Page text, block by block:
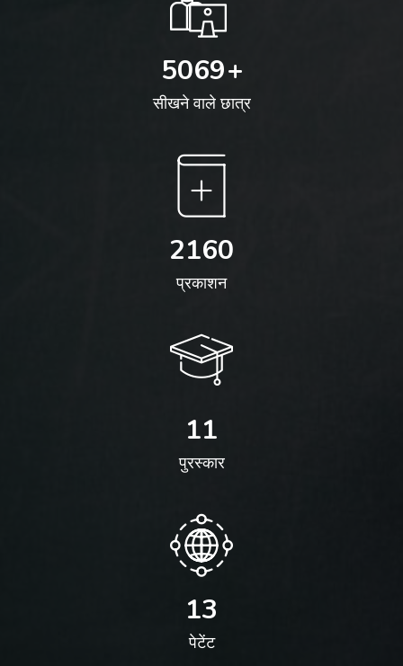
5069+
सीखने वाले छात्र
2160
प्रकाशन
11
पुरस्कार
13
पेटेंट